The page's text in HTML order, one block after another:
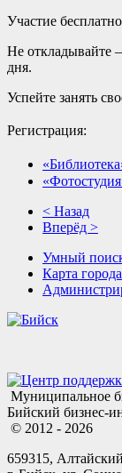
Участие
Не откладывайте
дня.
Успейте занять
Регистрация:
< Назад
Вперёд >
Умный
Карта
Муниципальное
Бийский бизнес-
© 2012 - 2026
659315,